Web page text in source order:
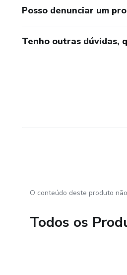
Posso denunciar um
Tenho outras dúvidas,
O conteúdo deste produto
Todos os